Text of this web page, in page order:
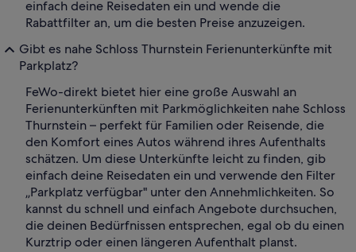
einfach deine Reisedaten ein und wende die
Rabattfilter an, um die besten Preise anzuzeigen.
Gibt es nahe Schloss Thurnstein Ferienunterkünfte mit
Parkplatz?
FeWo-direkt bietet hier eine große Auswahl an
Ferienunterkünften mit Parkmöglichkeiten nahe Schloss
Thurnstein – perfekt für Familien oder Reisende, die
den Komfort eines Autos während ihres Aufenthalts
schätzen. Um diese Unterkünfte leicht zu finden, gib
einfach deine Reisedaten ein und verwende den Filter
„Parkplatz verfügbar" unter den Annehmlichkeiten. So
kannst du schnell und einfach Angebote durchsuchen,
die deinen Bedürfnissen entsprechen, egal ob du einen
Kurztrip oder einen längeren Aufenthalt planst.